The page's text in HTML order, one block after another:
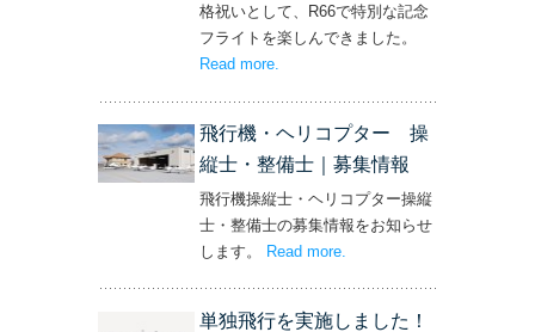
格祝いとして、R66で特別な記念
フライトを楽しんできました。
Read more
飛行機・ヘリコプター 操
縦士・整備士｜募集情報
飛行機操縦士・ヘリコプター操縦
士・整備士の募集情報をお知らせ
します。
Read more– ‘飛行機・ヘリコプター
.
単独飛行を実施しました！